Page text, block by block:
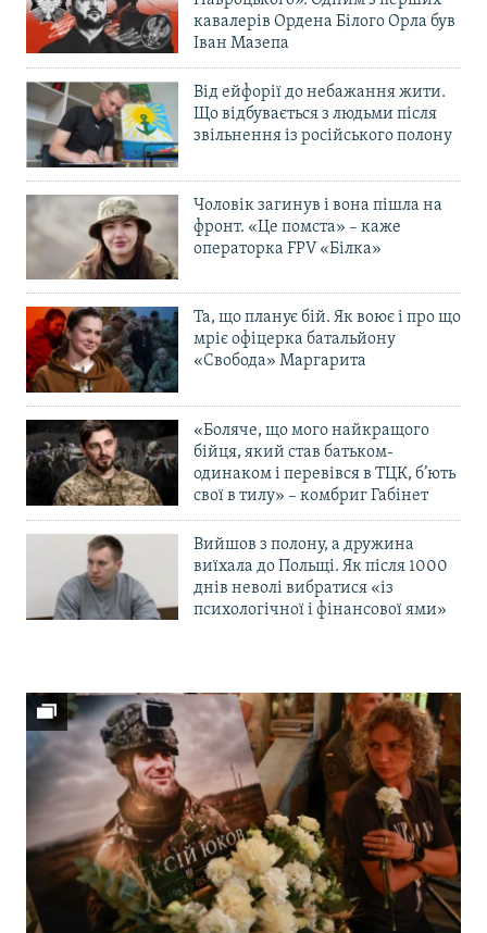
кавалерів Ордена Білого Орла був
Іван Мазепа
Від ейфорії до небажання жити.
Що відбувається з людьми після
звільнення із російського полону
Чоловік загинув і вона пішла на
фронт. «Це помста» – каже
операторка FPV «Білка»
Та, що планує бій. Як воює і про що
мріє офіцерка батальйону
«Свобода» Маргарита
«Боляче, що мого найкращого
бійця, який став батьком-
одинаком і перевівся в ТЦК, б’ють
свої в тилу» – комбриг Габінет
Вийшов з полону, а дружина
виїхала до Польщі. Як після 1000
днів неволі вибратися «із
психологічної і фінансової ями»